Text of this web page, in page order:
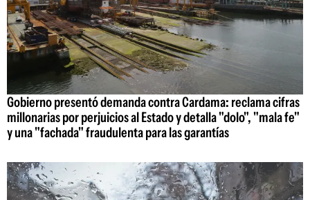
Gobierno presentó demanda contra Cardama: reclama cifras
millonarias por perjuicios al Estado y detalla "dolo", "mala fe"
y una "fachada" fraudulenta para las garantías